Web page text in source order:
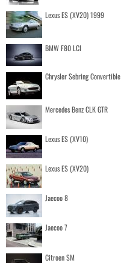
Lexus ES (XV20) 1999
BMW F80 LCI
Chrysler Sebring Convertible
Mercedes Benz CLK GTR
Lexus ES (XV10)
Lexus ES (XV20)
Jaecoo 8
Jaecoo 7
Citroen SM